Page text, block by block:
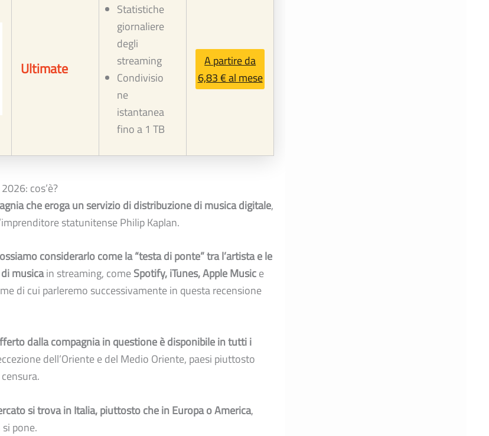
Ultimate
Statistiche
giornaliere
degli
streaming
Condivisio
ne
istantanea
fino a 1 TB
A partire da
6,83 € al mese
cos’è?
che eroga un servizio di distribuzione di musica digitale,
statunitense Philip Kaplan.
considerarlo come la “testa di ponte” tra l’artista e le
musicain streaming, comeSpotify, iTunes, Apple Musice
di cui parleremo successivamente in questa recensione
dalla compagnia in questione è disponibile in tutti i
dell’Oriente e del Medio Oriente, paesi piuttosto
si trova in Italia, piuttosto che in Europa o America,
pone.